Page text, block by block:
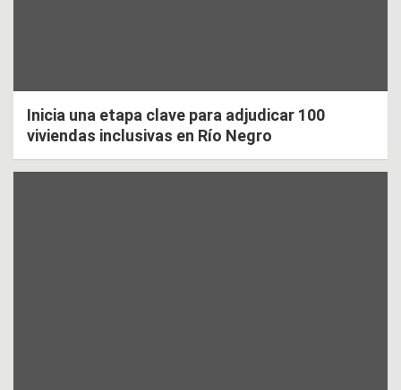
Inicia una etapa clave para adjudicar 100
viviendas inclusivas en Río Negro